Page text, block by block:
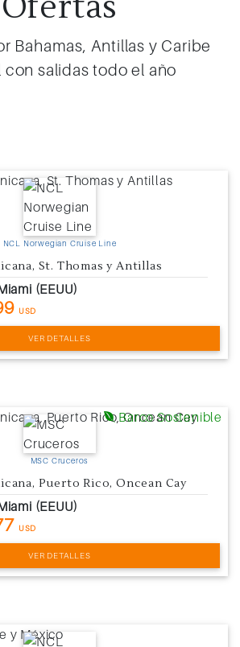
Bahamas, Antillas y Caribe
con salidas todo el año
NCL Norwegian Cruise Line
St. Thomas y Antillas
(EEUU)
USD
VER DETALLES
Barco Sostenible
MSC Cruceros
Puerto Rico, Oncean Cay
(EEUU)
USD
VER DETALLES